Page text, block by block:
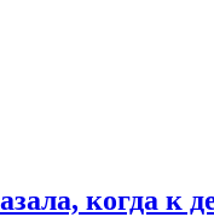
когда к